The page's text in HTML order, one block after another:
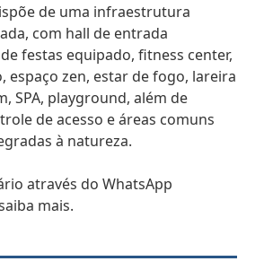
de uma infraestrutura
com hall de entrada
festas equipado, fitness center,
espaço zen, estar de fogo, lareira
SPA, playground, além de
de acesso e áreas comuns
à natureza.
através do WhatsApp
mais.